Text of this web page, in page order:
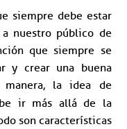
siempre debe estar
nuestro público de
que siempre se
y crear una buena
la idea de
ir más allá de la
son características